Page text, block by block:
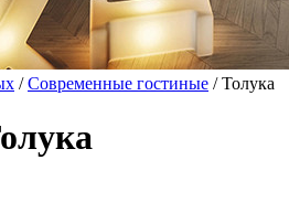
/Современные гостиные / Толука